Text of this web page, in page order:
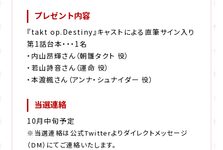
プレゼント内容
『takt op.Destiny』キャストによる直筆サイン入り
第1話台本・・・1名
・内山昂輝さん（朝雛タクト 役）
・若山詩音さん（運命 役）
・本渡楓さん（アンナ・シュナイダー 役）
当選連絡
10月中旬予定
※当選連絡は公式Twitterよりダイレクトメッセージ
（DM）にてご連絡いたします。